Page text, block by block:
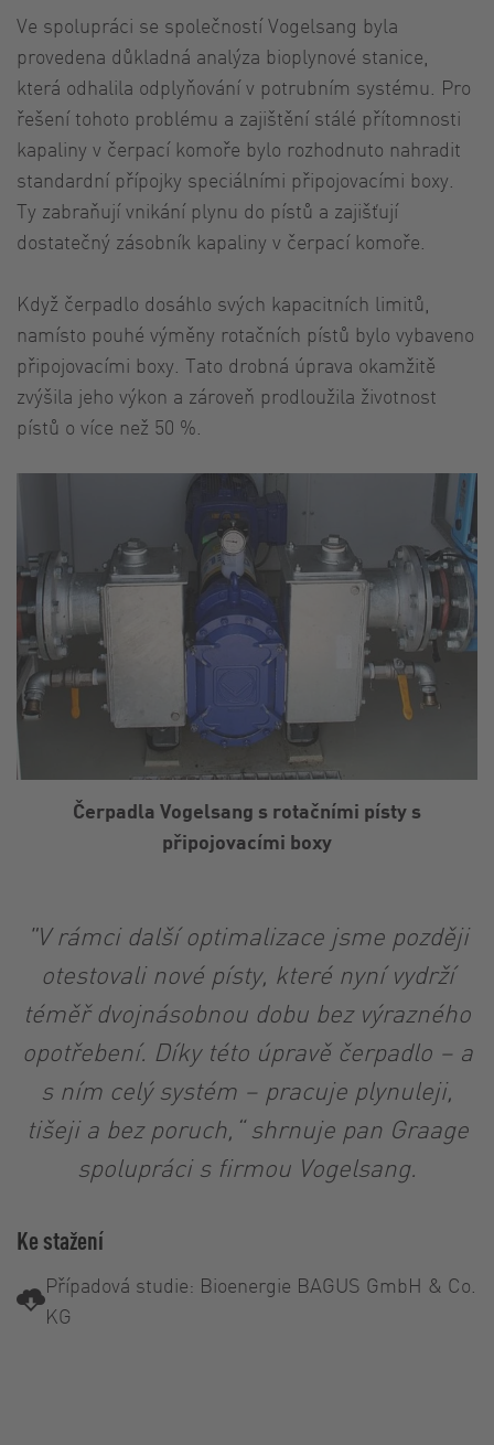
Čerpadla Vogelsang s rotačními písty s
připojovacími boxy
Ve spolupráci se společností Vogelsang byla
provedena důkladná analýza bioplynové stanice,
která odhalila odplyňování v potrubním systému. Pro
řešení tohoto problému a zajištění stálé přítomnosti
kapaliny v čerpací komoře bylo rozhodnuto nahradit
standardní přípojky speciálními připojovacími boxy.
Ty zabraňují vnikání plynu do pístů a zajišťují
dostatečný zásobník kapaliny v čerpací komoře.
Když čerpadlo dosáhlo svých kapacitních limitů,
namísto pouhé výměny rotačních pístů bylo vybaveno
připojovacími boxy. Tato drobná úprava okamžitě
zvýšila jeho výkon a zároveň prodloužila životnost
pístů o více než 50 %.
"V rámci další optimalizace jsme později
otestovali nové písty, které nyní vydrží
téměř dvojnásobnou dobu bez výrazného
opotřebení. Díky této úpravě čerpadlo – a
s ním celý systém – pracuje plynuleji,
tišeji a bez poruch,“ shrnuje pan Graage
spolupráci s firmou Vogelsang.
Ke stažení
Případová studie: Bioenergie BAGUS GmbH & Co.
KG